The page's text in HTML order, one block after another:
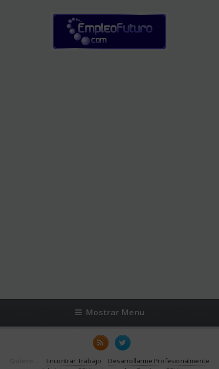
Mostrar Menu
Encontrar Trabajo
Desarrollarme Profesionalmente